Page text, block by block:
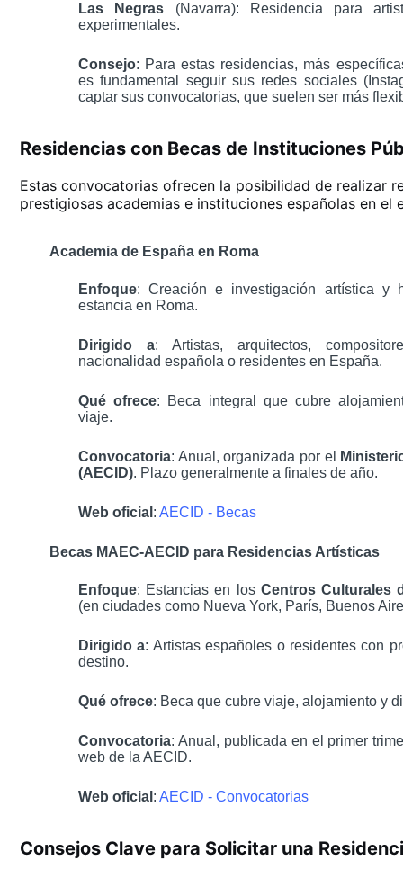
Las Negras (Navarra): Residencia para
experimentales.
Consejo: Para estas residencias, más
es fundamental seguir sus redes sociales
captar sus convocatorias, que suelen ser más
Residencias con Becas de Instituciones
Estas convocatorias ofrecen la posibilidad de realizar
prestigiosas academias e instituciones españolas en el
Academia de España en Roma
Enfoque: Creación e investigación artística y
estancia en Roma.
Dirigido a: Artistas, arquitectos,
nacionalidad española o residentes en España.
Qué ofrece: Beca integral que cubre
viaje.
Convocatoria: Anual, organizada por el
(AECID). Plazo generalmente a finales de año.
Web oficial :AECID - Becas
Becas MAEC-AECID para Residencias Artísticas
Enfoque: Estancias en los Centros Culturales
(en ciudades como Nueva York, París, Buenos
Dirigido a: Artistas españoles o residentes con
destino.
Qué ofrece: Beca que cubre viaje, alojamiento y
Convocatoria: Anual, publicada en el primer
web de la AECID.
Web oficial :AECID - Convocatorias
Consejos Clave para Solicitar una